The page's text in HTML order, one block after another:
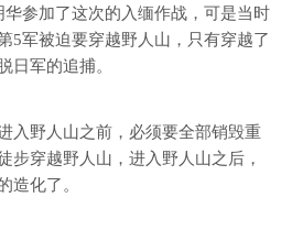
华参加了这次的入缅作战，可是当时
5军被迫要穿越野人山，只有穿越了
日军的追捕。
入野人山之前，必须要全部销毁重
步穿越野人山，进入野人山之后，
造化了。